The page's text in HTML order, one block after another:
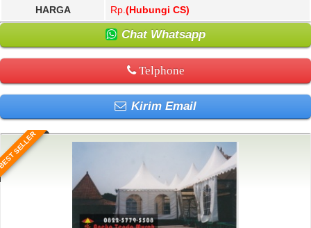
HARGA Rp. (Hubungi CS)
Chat Whatsapp
Telphone
Kirim Email
SELLER